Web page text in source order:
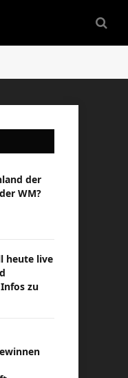
der
WM?
heute live
zu